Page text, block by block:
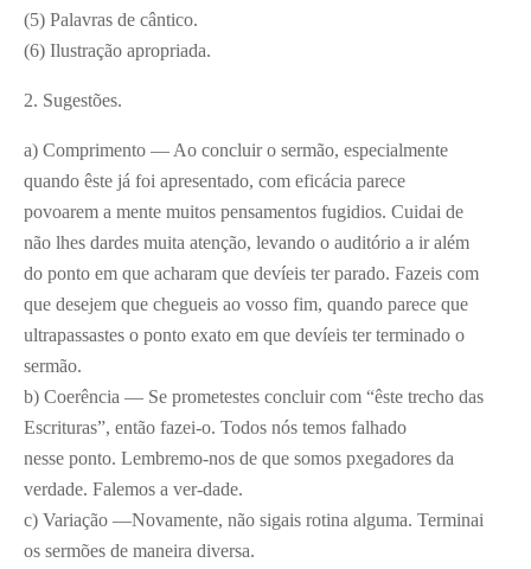
(5) Palavras de cântico.
(6) Ilustração apropriada.
2. Sugestões.
a) Comprimento — Ao concluir o sermão, especialmente
quando êste já foi apresentado, com eficácia parece
povoarem a mente muitos pensamentos fugidios. Cuidai de
não lhes dardes muita atenção, levando o auditório a ir além
do ponto em que acharam que devíeis ter parado. Fazeis com
que desejem que chegueis ao vosso fim, quando parece que
ultrapassastes o ponto exato em que devíeis ter terminado o
sermão.
b) Coerência — Se prometestes concluir com “êste trecho das
Escrituras”, então fazei-o. Todos nós temos falhado
nesse ponto. Lembremo-nos de que somos pxegadores da
verdade. Falemos a ver-dade.
c) Variação —Novamente, não sigais rotina alguma. Terminai
os sermões de maneira diversa.